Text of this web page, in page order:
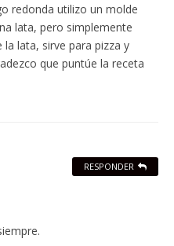
redonda utilizo un molde
lata, pero simplemente
lata, sirve para pizza y
que puntúe la receta
RESPONDER